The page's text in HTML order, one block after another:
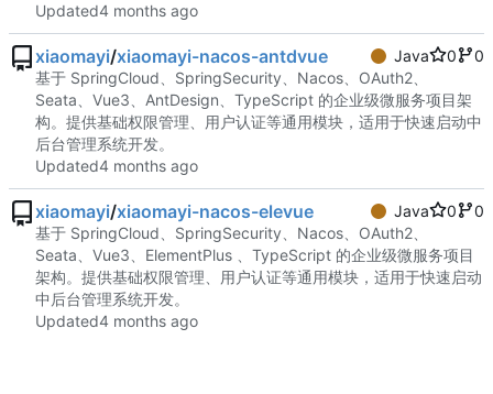
Updated
xiaomayi/xiaomayi-nacos-antdvue Java 0
0
基于 SpringCloud、SpringSecurity、Nacos、OAuth2、
Seata、Vue3、AntDesign、TypeScript 的企业级微服务项目架
构。提供基础权限管理、用户认证等通用模块，适用于快速启动中
后台管理系统开发。
Updated
xiaomayi/xiaomayi-nacos-elevue Java 0
0
基于 SpringCloud、SpringSecurity、Nacos、OAuth2、
Seata、Vue3、ElementPlus 、TypeScript 的企业级微服务项目
架构。提供基础权限管理、用户认证等通用模块，适用于快速启动
中后台管理系统开发。
Updated